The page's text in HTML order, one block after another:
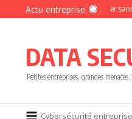
Aller au contenu
Actu entreprise
devenir pentester sans brûler
DATA
Petites entreprises, grandes
Cybersécurité entreprise